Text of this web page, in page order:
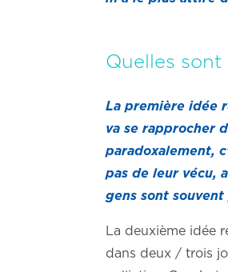
Quelles
La première idée
va se rapprocher
paradoxalement,
pas de leur vécu,
gens sont souvent
La deuxième idée
dans deux / trois